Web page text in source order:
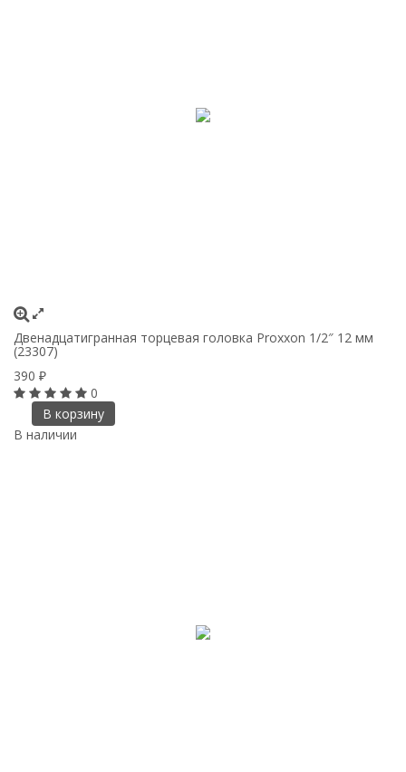
Двенадцатигранная торцевая головка Proxxon 1/2″ 12 мм
(23307)
390 ₽
0
В корзину
В наличии